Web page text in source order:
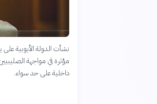
نشأت الدولة الأيوبية
داخلية على حد سواء.